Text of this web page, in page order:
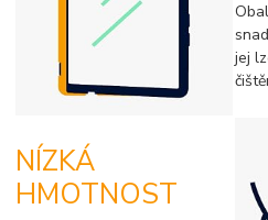
jej
NÍZKÁ
HMOTNOST